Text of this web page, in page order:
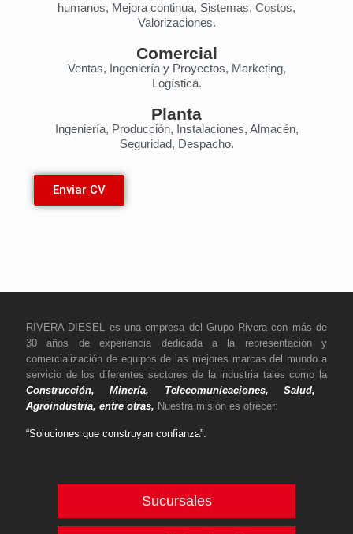
humanos, Mejora continua, Sistemas, Costos,
Valorizaciones.
Comercial
Ventas, Ingeniería y Proyectos, Marketing,
Logística.
Planta
Ingeniería, Producción, Instalaciones, Almacén,
Seguridad, Despacho.
Enviar CV
RIVERA DIESEL es una empresa del Grupo Rivera con más de
30 años de experiencia dedicada a la representación y
comercialización de equipos de las mejores marcas del mundo a
servicio de los diferentes sectores de la industria tales como la
Construcción, Minería, Telecomunicaciones, Salud,
Agroindustria, entre otras, Nuestra misión es ofrecer:
“Soluciones que construyan confianza”.
Sucursales